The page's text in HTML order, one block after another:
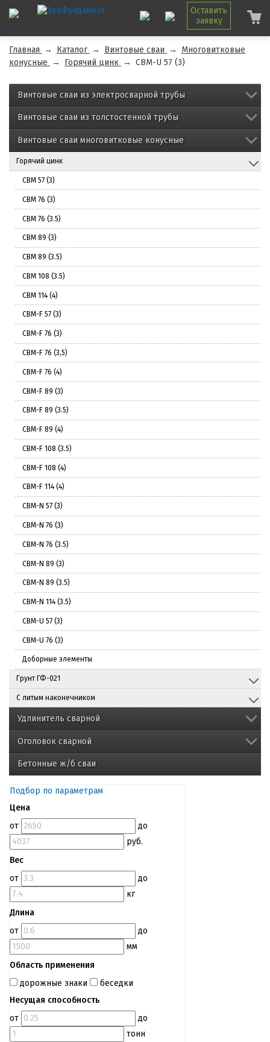
Оставить
заявку
Главная → Каталог → Винтовые сваи →
Многовитковые
конусные → Горячий цинк → СВМ-U 57 (3)
Винтовые сваи из электросварной трубы
Винтовые сваи из толстостенной трубы
Винтовые сваи многовитковые конусные
Горячий цинк
СВМ 57 (3)
СВМ 76 (3)
СВМ 76 (3.5)
СВМ 89 (3)
СВМ 89 (3.5)
СВМ 108 (3.5)
СВМ 114 (4)
СВМ-F 57 (3)
СВМ-F 76 (3)
СВМ-F 76 (3,5)
СВМ-F 76 (4)
СВМ-F 89 (3)
СВМ-F 89 (3.5)
СВМ-F 89 (4)
СВМ-F 108 (3.5)
СВМ-F 108 (4)
СВМ-F 114 (4)
СВМ-N 57 (3)
СВМ-N 76 (3)
СВМ-N 76 (3.5)
СВМ-N 89 (3)
СВМ-N 89 (3.5)
СВМ-N 114 (3.5)
СВМ-U 57 (3)
СВМ-U 76 (3)
Доборные элементы
Грунт ГФ-021
С литым наконечником
Удлинитель сварной
Оголовок сварной
Бетонные ж/б сваи
Подбор по параметрам
Цена
от
до
руб.
Вес
от
до
кг
Длина
от
до
мм
Область применения
дорожные знаки
беседки
Несущая способность
от
до
тонн